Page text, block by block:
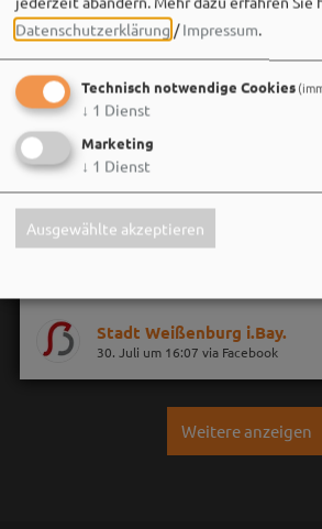
Stadt Weißenburg i.Bay.
30. Juli um 16:07 via Facebook
Weitere anzeigen
Datenschutzerklärung /Impressum.
Technisch notwendige Cookies
↓ 1 Dienst
Marketing
↓ 1 Dienst
Ausgewählte akzeptieren